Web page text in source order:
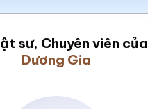
sư, Chuyên viên của
Dương Gia